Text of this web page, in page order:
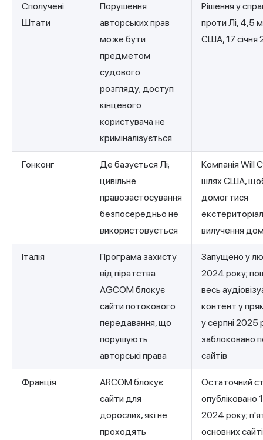
Сполучені
Штати
Порушення
авторських прав
може бути
предметом
судового
розгляду; доступ
кінцевого
користувача не
криміналізується
Рішення у
проти Лі, 4,5
США, 17 січня
Гонконг
Де базується Лі;
цивільне
правозастосування
безпосередньо не
використовується
Компанія Will
шлях США,
домогтися
вилучення
Італія
Програма захисту
від піратства
AGCOM блокує
сайти потокового
передавання, що
порушують
авторські права
Запущено у
2024 року;
весь
контент у
у серпні 2025
заблоковано
сайтів
Франція
ARCOM блокує
сайти для
дорослих, які не
проходять
Остаточний
опубліковано
2024 року;
основних